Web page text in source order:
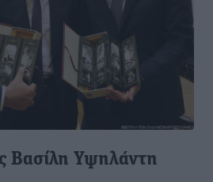
Βασίλη Υψηλάντη